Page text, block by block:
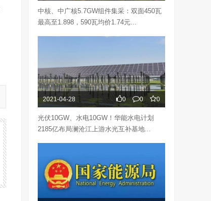
中核、中广核5.7GW组件集采：双面450瓦
最高至1.898，590瓦均价1.74元...
2021-04-28 0 0 0
光伏10GW、水电10GW！华能水电计划
2185亿布局澜沧江上游水光互补基地...